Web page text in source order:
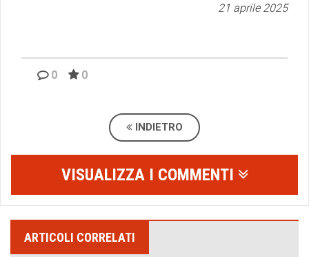
21 aprile 2025
0 0
INDIETRO
VISUALIZZA I COMMENTI
ARTICOLI CORRELATI